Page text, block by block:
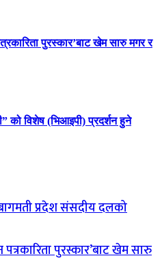
पुरस्कार’बाट खेम सारु मगर र
को विशेष (भिआइपी) प्रदर्शन हुने
प्रदेश संसदीय दलको
पुरस्कार’बाट खेम सारु